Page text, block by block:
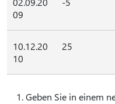
09
10.12.20
10
25
Geben Sie in einem